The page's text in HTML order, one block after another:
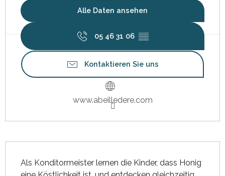
Alle Daten ansehen
05 46 31 06 ▒▒
Kontaktieren Sie uns
www.abeilledere.com
Als Konditormeister lernen die Kinder, dass Honig